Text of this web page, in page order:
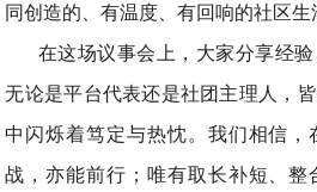
同创造的、有温度、有回响的社区生
在这场议事会上，大家分享经验
无论是平台代表还是社团主理人，
中闪烁着笃定与热忱。我们相信，
战，亦能前行；唯有取长补短、整